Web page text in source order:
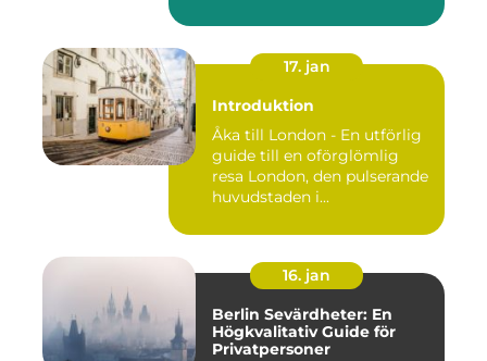
17. jan
Introduktion
Åka till London - En utförlig
guide till en oförglömlig
resa London, den pulserande
huvudstaden i...
16. jan
Berlin Sevärdheter: En
Högkvalitativ Guide för
Privatpersoner